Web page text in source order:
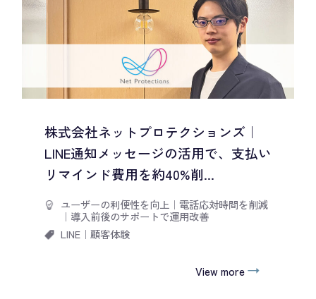
株式会社ネットプロテクションズ｜
LINE通知メッセージの活用で、支払い
リマインド費用を約40%削...
ユーザーの利便性を向上 ｜ 電話応対時間を削減
｜ 導入前後のサポートで運用改善
LINE｜ 顧客体験
View more